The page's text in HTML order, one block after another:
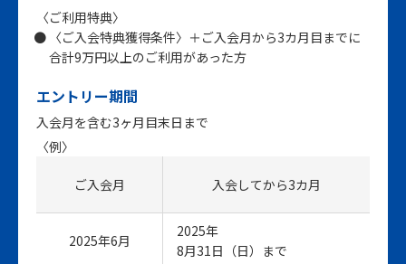
〈ご利用特典〉
〈ご入会特典獲得条件〉＋ご入会月から3カ月目までに
合計9万円以上のご利用があった方
エントリー期間
入会月を含む3ヶ月目末日まで
〈例〉
ご入会月 入会してから3カ月
2025年6月
2025年
8月31日（日）まで